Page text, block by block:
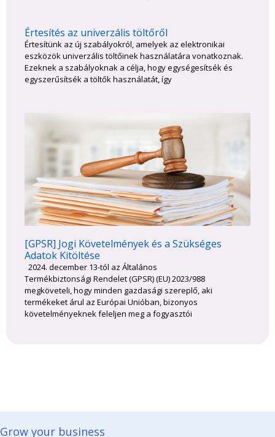
Értesítés az univerzális töltőről
Értesítünk az új szabályokról, amelyek az elektronikai
eszközök univerzális töltőinek használatára vonatkoznak.
Ezeknek a szabályoknak a célja, hogy egységesítsék és
egyszerűsítsék a töltők használatát, így
[GPSR] Jogi Követelmények és a Szükséges
Adatok Kitöltése
2024. december 13-tól az Általános
Termékbiztonsági Rendelet (GPSR) (EU) 2023/988
megköveteli, hogy minden gazdasági szereplő, aki
termékeket árul az Európai Unióban, bizonyos
követelményeknek feleljen meg a fogyasztói
Grow your business​